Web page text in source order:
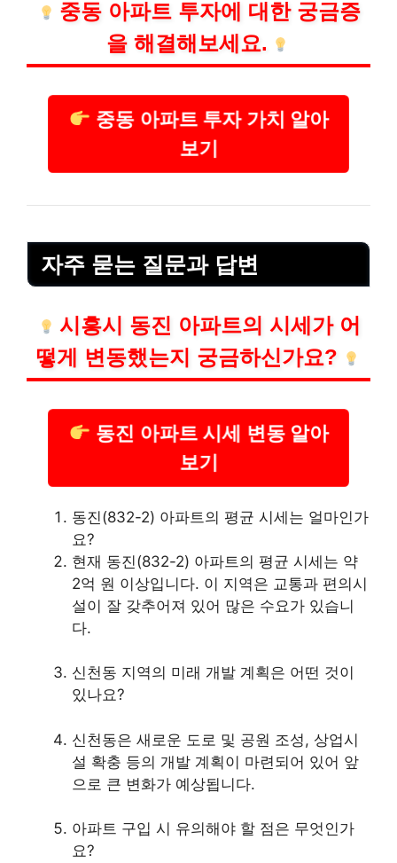
중동 아파트 투자에 대한 궁금증
을 해결해보세요.
중동 아파트 투자 가치 알아
보기
자주 묻는 질문과 답변
시흥시 동진 아파트의 시세가 어
떻게 변동했는지 궁금하신가요?
동진 아파트 시세 변동 알아
보기
동진(832-2) 아파트의 평균 시세는 얼마인가
요?
현재 동진(832-2) 아파트의 평균 시세는 약
2억 원 이상입니다. 이 지역은 교통과 편의시
설이 잘 갖추어져 있어 많은 수요가 있습니
다.
신천동 지역의 미래 개발 계획은 어떤 것이
있나요?
신천동은 새로운 도로 및 공원 조성, 상업시
설 확충 등의 개발 계획이 마련되어 있어 앞
으로 큰 변화가 예상됩니다.
아파트 구입 시 유의해야 할 점은 무엇인가
요?